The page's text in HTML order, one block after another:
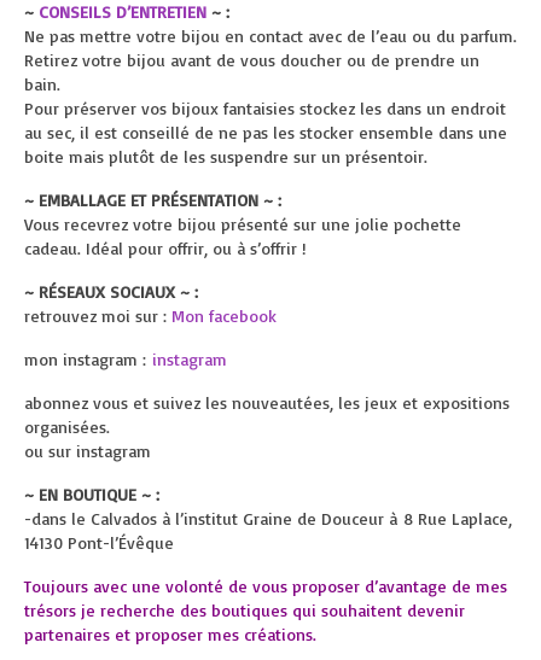
~ CONSEILS D’ENTRETIEN ~ :
Ne pas mettre votre bijou en contact avec de l’eau ou du parfum.
Retirez votre bijou avant de vous doucher ou de prendre un
bain.
Pour préserver vos bijoux fantaisies stockez les dans un endroit
au sec, il est conseillé de ne pas les stocker ensemble dans une
boite mais plutôt de les suspendre sur un présentoir.
~ EMBALLAGE ET PRÉSENTATION ~ :
Vous recevrez votre bijou présenté sur une jolie pochette
cadeau. Idéal pour offrir, ou à s’offrir !
~ RÉSEAUX SOCIAUX ~ :
retrouvez moi sur : Mon facebook
mon instagram : instagram
abonnez vous et suivez les nouveautées, les jeux et expositions
organisées.
ou sur instagram
~ EN BOUTIQUE ~ :
-dans le Calvados à l’institut Graine de Douceur à 8 Rue Laplace,
14130 Pont-l’Évêque
Toujours avec une volonté de vous proposer d’avantage de mes
trésors je recherche des boutiques qui souhaitent devenir
partenaires et proposer mes créations.